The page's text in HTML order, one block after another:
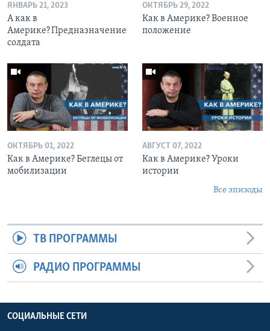
ЯНВАРЬ 21, 2023
А как в
Америке? Предназначение
солдата
ОКТЯБРЬ 29, 2022
Как в Америке? Военное
положение
ОКТЯБРЬ 01, 2022
Как в Америке? Беглецы от
мобилизации
АВГУСТ 07, 2022
Как в Америке? Уроки
истории
Все эпизоды
ТВ ПРОГРАММЫ
РАДИО ПРОГРАММЫ
СОЦИАЛЬНЫЕ СЕТИ